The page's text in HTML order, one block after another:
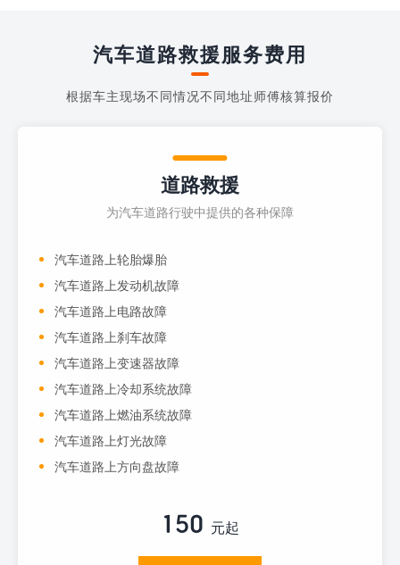
汽车道路救援服务费用
根据车主现场不同情况不同地址师傅核算报价
道路救援
为汽车道路行驶中提供的各种保障
汽车道路上轮胎爆胎
汽车道路上发动机故障
汽车道路上电路故障
汽车道路上刹车故障
汽车道路上变速器故障
汽车道路上冷却系统故障
汽车道路上燃油系统故障
汽车道路上灯光故障
汽车道路上方向盘故障
150 元起